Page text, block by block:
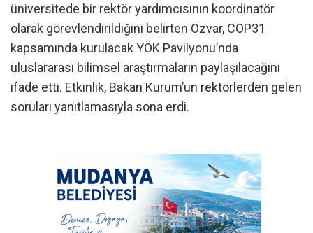
üniversitede bir rektör yardımcısının koordinatör
olarak görevlendirildiğini belirten Özvar, COP31
kapsamında kurulacak YÖK Pavilyonu’nda
uluslararası bilimsel araştırmaların paylaşılacağını
ifade etti. Etkinlik, Bakan Kurum’un rektörlerden gelen
soruları yanıtlamasıyla sona erdi.